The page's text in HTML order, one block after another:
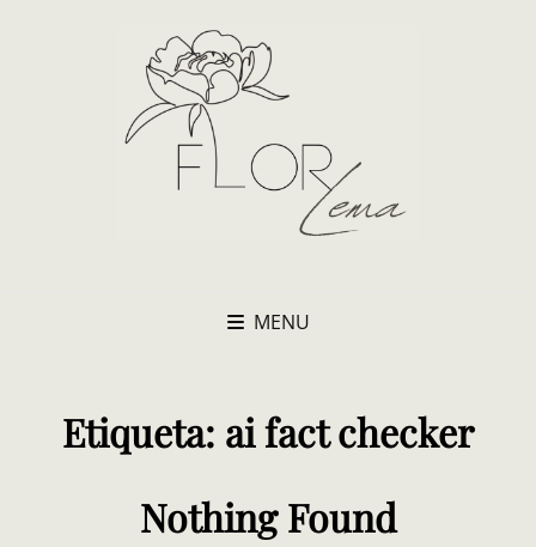
MENU
Etiqueta: ai fact checker
Nothing Found